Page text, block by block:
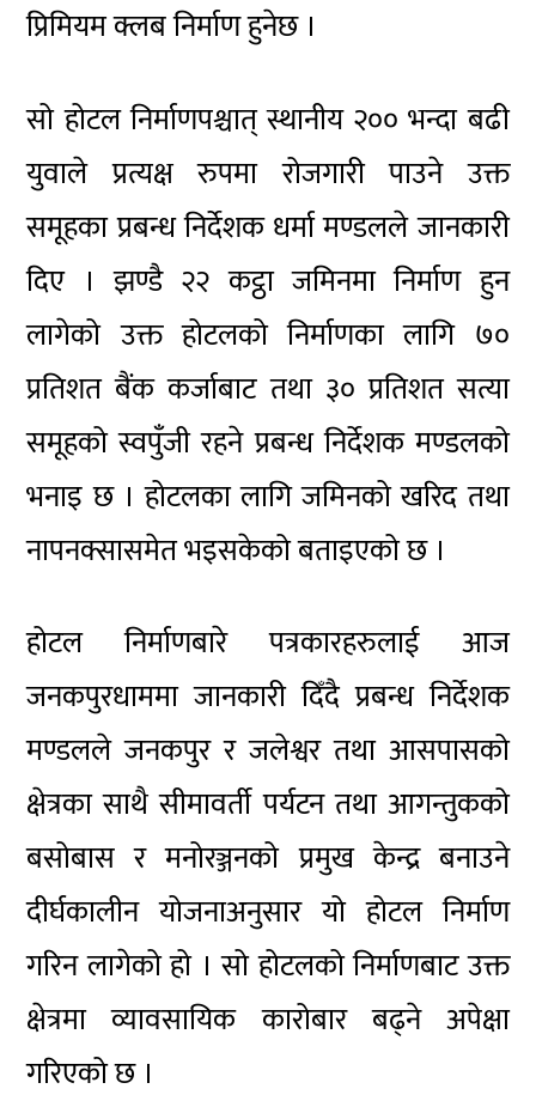
प्रिमियम क्लब निर्माण हुनेछ ।
सो होटल निर्माणपश्चात् स्थानीय २०० भन्दा बढी
युवाले प्रत्यक्ष रुपमा रोजगारी पाउने उक्त
समूहका प्रबन्ध निर्देशक धर्मा मण्डलले जानकारी
दिए । झण्डै २२ कट्ठा जमिनमा निर्माण हुन
लागेको उक्त होटलको निर्माणका लागि ७०
प्रतिशत बैंक कर्जाबाट तथा ३० प्रतिशत सत्या
समूहको स्वपुँजी रहने प्रबन्ध निर्देशक मण्डलको
भनाइ छ । होटलका लागि जमिनको खरिद तथा
नापनक्सासमेत भइसकेको बताइएको छ ।
होटल निर्माणबारे पत्रकारहरुलाई आज
जनकपुरधाममा जानकारी दिँदै प्रबन्ध निर्देशक
मण्डलले जनकपुर र जलेश्वर तथा आसपासको
क्षेत्रका साथै सीमावर्ती पर्यटन तथा आगन्तुकको
बसोबास र मनोरञ्जनको प्रमुख केन्द्र बनाउने
दीर्घकालीन योजनाअनुसार यो होटल निर्माण
गरिन लागेको हो । सो होटलको निर्माणबाट उक्त
क्षेत्रमा व्यावसायिक कारोबार बढ्ने अपेक्षा
गरिएको छ ।